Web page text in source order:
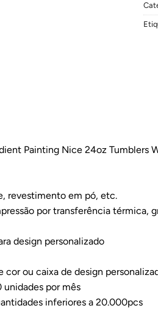
Painting Nice 24oz Tumblers
revestimento em pó, etc.
por transferência térmica,
design personalizado
cor ou caixa de design
por mês
inferiores a 20.000pcs